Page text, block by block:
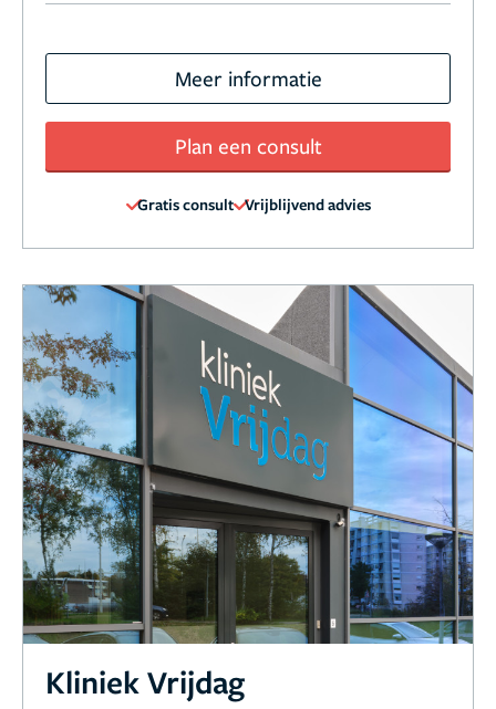
Meer informatie
Plan een consult
Gratis consult Vrijblijvend advies
Kliniek Vrijdag